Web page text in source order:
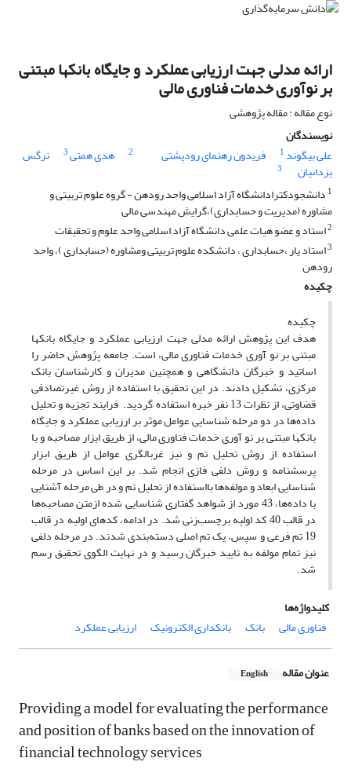
ارائه مدلی جهت ارزیابی عملکرد و جایگاه بانکها مبتنی
بر نوآوری خدمات فناوری مالی
نوع مقاله : مقاله پژوهشی
نویسندگان
علی بیگوند 1 فریدون رهنمای رودپشتی 2 هدی همتی3 نرگس
یزدانیان
3
1 دانشجودکترادانشگاه آزاد اسلامی واحد رودهن - گروه علوم تربیتی و
مشاوره (مدیریت و حسابداری)،گرایش مهندسی مالی
2استاد و عضو هیات علمی دانشگاه آزاد اسلامی واحد علوم و تحقیقات
3استاد یار ،حسابداری ، دانشکده علوم تربیتی ومشاوره (حسابداری )، واحد
رودهن
چکیده
چکیده
هدف این پژوهش ارائه مدلی جهت ارزیابی عملکرد و جایگاه بانکها
مبتنی بر نو آوری خدمات فناوری مالی، است. جامعه پژوهش حاضر را
اساتید و خبرگان دانشگاهی و همچنین مدیران و کارشناسان بانک
مرکزی، تشکیل دادند. در این تحقیق با استفاده از روش غیرتصادفی
قضاوتی، از نظرات 13 نفر خبره استفاده گردید. ‬‬‬‬‬‬‬‬‬‬‬‬‬‬‬‬‬‬‬‬‬‬‬‬‬‬‬‬‬‬‬‬‬‬‬‬‬‬‬‬‬‬‬‬‬‬‬‬‬‬‬‬‬‬ فرایند تجزیه و تحلیل
داده‌ها در دو مرحله شناسایی عوامل موثر بر ارزیابی عملکرد و جایگاه
بانکها مبتنی بر نو آوری خدمات فناوری مالی، از طریق ابزار مصاحبه و با
استفاده از روش تحلیل تم و نیز غربالگری عوامل از طریق ابزار
پرسشنامه و روش دلفی فازی انجام شد. بر این اساس در مرحله
شناسایی ابعاد و مولفه‌ها بااستفاده از تحلیل تم و در طی مرحله آشنایی
با داده‌ها، 43 مورد از شواهد گفتاری شناسایی شده ازمتن مصاحبه‌ها
در قالب 40 کد اولیه برچسب‌زنی شد. در ادامه، کدهای اولیه در قالب
19 تم فرعی و سپس، یک تم اصلی دسته‌بندی شدند. در مرحله دلفی
نیز تمام مولفه به تایید خبرگان رسید و در نهایت الگوی تحقیق رسم
شد.
کلیدواژه‌ها
فناوری مالی
بانک بانکداری الکترونیک ارزیابی عملکرد
عنوان مقاله English
Providing a model for evaluating the performance
and position of banks based on the innovation of
financial technology services